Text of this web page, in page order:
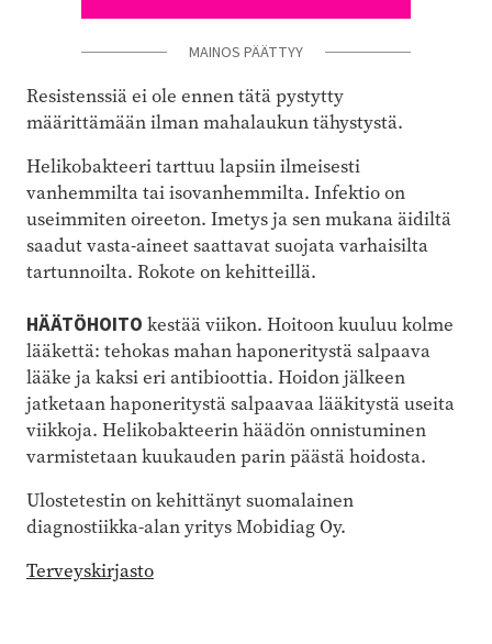
MAINOS PÄÄTTYY
Resistenssiä ei ole ennen tätä pystytty
määrittämään ilman mahalaukun tähystystä.
Helikobakteeri tarttuu lapsiin ilmeisesti
vanhemmilta tai isovanhemmilta. Infektio on
useimmiten oireeton. Imetys ja sen mukana äidiltä
saadut vasta-aineet saattavat suojata varhaisilta
tartunnoilta. Rokote on kehitteillä.
HÄÄTÖHOITO kestää viikon. Hoitoon kuuluu kolme
lääkettä: tehokas mahan haponeritystä salpaava
lääke ja kaksi eri antibioottia. Hoidon jälkeen
jatketaan haponeritystä salpaavaa lääkitystä useita
viikkoja. Helikobakteerin häädön onnistuminen
varmistetaan kuukauden parin päästä hoidosta.
Ulostetestin on kehittänyt suomalainen
diagnostiikka-alan yritys Mobidiag Oy.
Terveyskirjasto